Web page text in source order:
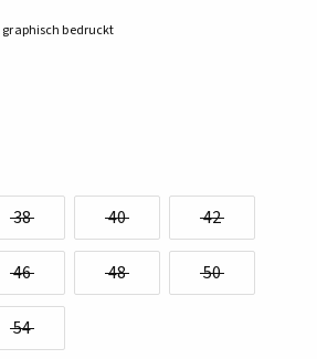
bedruckt
38 40 42
46 48 50
54